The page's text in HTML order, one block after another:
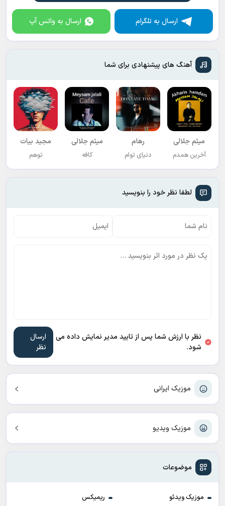
موزیک ایرانی
موزیک ویدیو
موضوعات
موزیک ویدئو
ریمیکس
ارسال به تلگرام ارسال به واتس آپ
آهنگ های پیشنهادی برای شما
میثم جلالی
آخرین همدم
رهام
دنیای توام
میثم جلالی
کافه
مجید بیات
توهم
لطفا نظر خود را بنویسید
نظر با ارزش شما پس از تایید مدیر نمایش داده می
شود.